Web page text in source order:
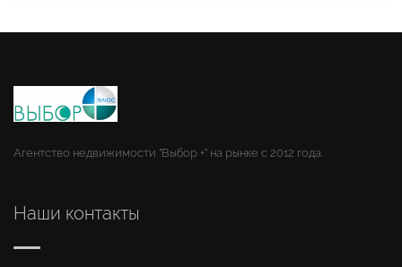
Агентство недвижимости "Выбор +" на рынке с 2012 года.
Наши контакты